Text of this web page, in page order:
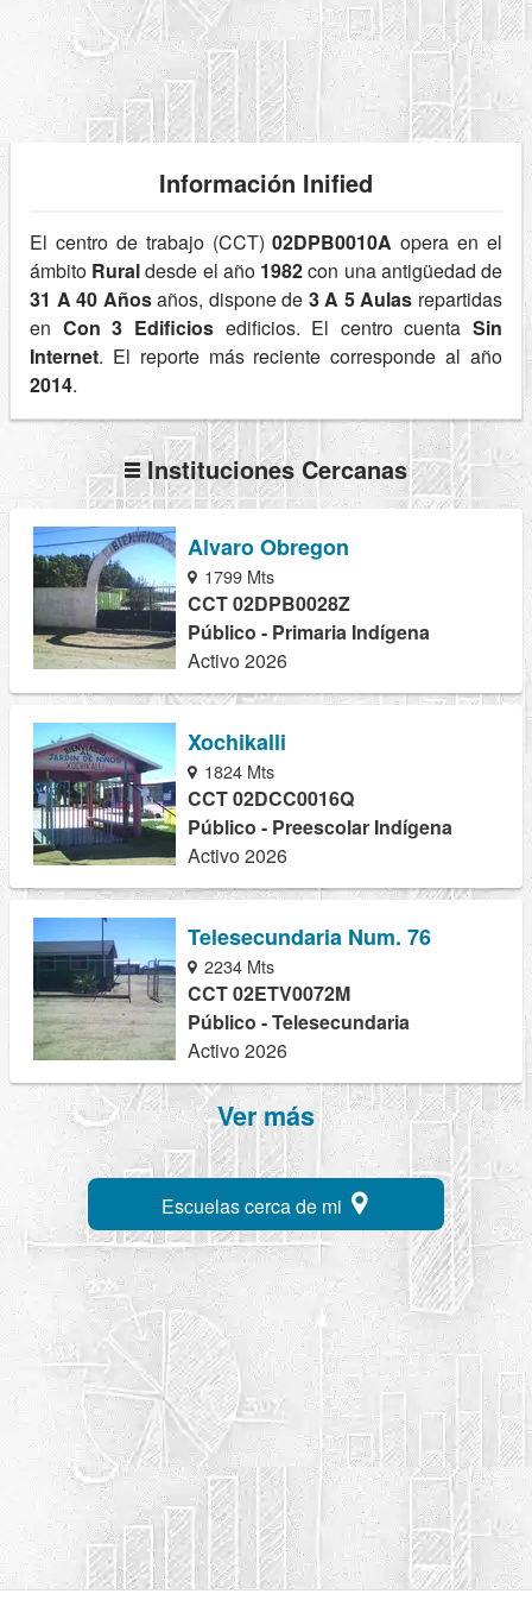
Información Inified
El centro de trabajo (CCT)02DPB0010A opera en el
ámbito Ruraldesde el año 1982con una antigüedad de
31 A 40 Añosaños, dispone de 3 A 5 Aulas repartidas
en Con 3 Edificiosedificios. El centro cuenta Sin
Internet. El reporte más reciente corresponde al año
2014.
Instituciones Cercanas
Alvaro Obregon
1799 Mts
CCT 02DPB0028Z
Público - Primaria Indígena
Activo 2026
Xochikalli
1824 Mts
CCT 02DCC0016Q
Público - Preescolar Indígena
Activo 2026
Telesecundaria Num. 76
2234 Mts
CCT 02ETV0072M
Público - Telesecundaria
Activo 2026
Ver más
Escuelas cerca de mi